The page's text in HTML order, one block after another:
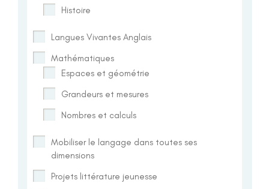
Histoire
Langues Vivantes Anglais
Mathématiques
Espaces et géométrie
Grandeurs et mesures
Nombres et calculs
Mobiliser le langage dans toutes ses
dimensions
Projets littérature jeunesse